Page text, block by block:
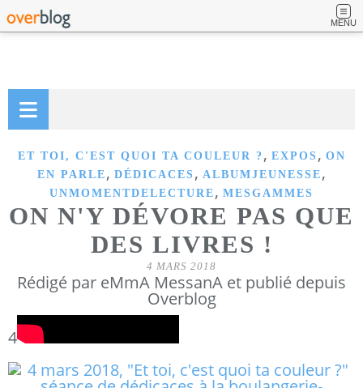
MENU
ET TOI, C'EST QUOI TA COULEUR ? , EXPOS , ON
EN PARLE , DÉDICACES , ALBUMJEUNESSE ,
UNMOMENTDELECTURE , MESGAMMES
ON N'Y DÉVORE PAS QUE
DES LIVRES !
4 MARS 2018
Rédigé par eMmA MessanA et publié depuis
Overblog
4